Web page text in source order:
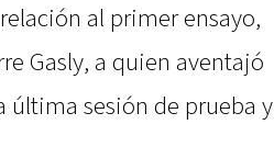
al primer ensayo,
Gasly, a quien aventajó
última sesión de prueba y